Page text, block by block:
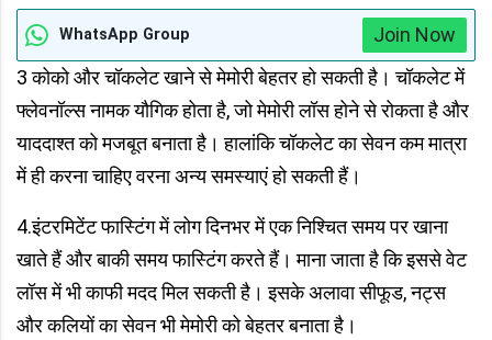
WhatsApp Group
Join Now
3 कोको और चॉकलेट खाने से मेमोरी बेहतर हो सकती है। चॉकलेट में
फ्लेवनॉल्स नामक यौगिक होता है, जो मेमोरी लॉस होने से रोकता है और
याददाश्त को मजबूत बनाता है। हालांकि चॉकलेट का सेवन कम मात्रा
में ही करना चाहिए वरना अन्य समस्याएं हो सकती हैं।
4.इंटरमिटेंट फास्टिंग में लोग दिनभर में एक निश्चित समय पर खाना
खाते हैं और बाकी समय फास्टिंग करते हैं। माना जाता है कि इससे वेट
लॉस में भी काफी मदद मिल सकती है। इसके अलावा सीफूड, नट्स
और कलियों का सेवन भी मेमोरी को बेहतर बनाता है।